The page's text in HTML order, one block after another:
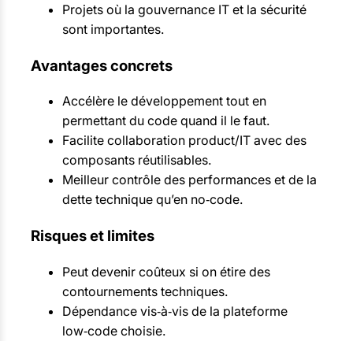
Projets où la gouvernance IT et la sécurité
sont importantes.
Avantages concrets
Accélère le développement tout en
permettant du code quand il le faut.
Facilite collaboration product/IT avec des
composants réutilisables.
Meilleur contrôle des performances et de la
dette technique qu’en no‑code.
Risques et limites
Peut devenir coûteux si on étire des
contournements techniques.
Dépendance vis‑à‑vis de la plateforme
low‑code choisie.